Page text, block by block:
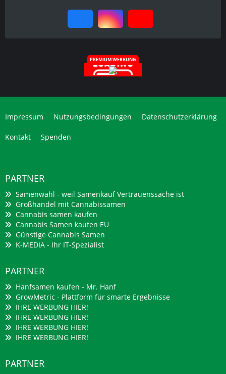
PREMIUM WERBUNG
Impressum Nutzungsbedingungen Datenschutzerklärung
Kontakt Spenden
PARTNER
Samenwahl - weil Samenkauf Vertrauenssache ist
Großhandel mit Cannabissamen
Cannabis samen kaufen
Cannabis Samen kaufen EU
Günstige Cannabis Samen
K-MEDIA - Ihr IT-Spezialist
PARTNER
Hanfsamen kaufen - Mr. Hanf
GrowMetric - Plattform für smarte Ergebnisse
IHRE WERBUNG HIER!
IHRE WERBUNG HIER!
IHRE WERBUNG HIER!
IHRE WERBUNG HIER!
PARTNER